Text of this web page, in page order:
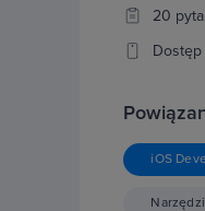
20
iOS